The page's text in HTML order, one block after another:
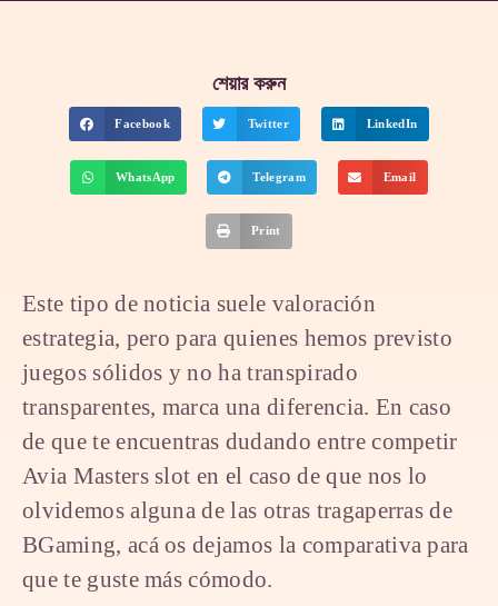
শেয়ার করুন
Facebook Twitter LinkedIn
WhatsApp Telegram Email
Print
Este tipo de noticia suele valoración
estrategia, pero para quienes hemos previsto
juegos sólidos y no ha transpirado
transparentes, marca una diferencia. En caso
de que te encuentras dudando entre competir
Avia Masters slot en el caso de que nos lo
olvidemos alguna de las otras tragaperras de
BGaming, acá os dejamos la comparativa para
que te guste más cómodo.